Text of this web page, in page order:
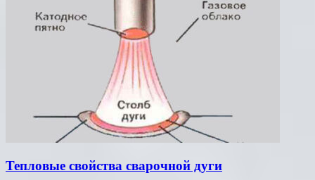
Тепловые свойства сварочной дуги